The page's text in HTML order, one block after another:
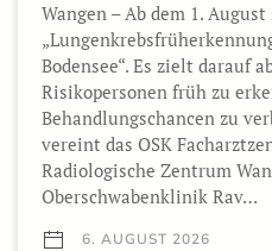
Wangen – Ab dem 1.
Bodensee“. Es zielt darauf
Risikopersonen früh zu
Behandlungschancen zu
vereint das OSK
Radiologische Zentrum
Oberschwabenklinik Rav…
6. AUGUST 2026